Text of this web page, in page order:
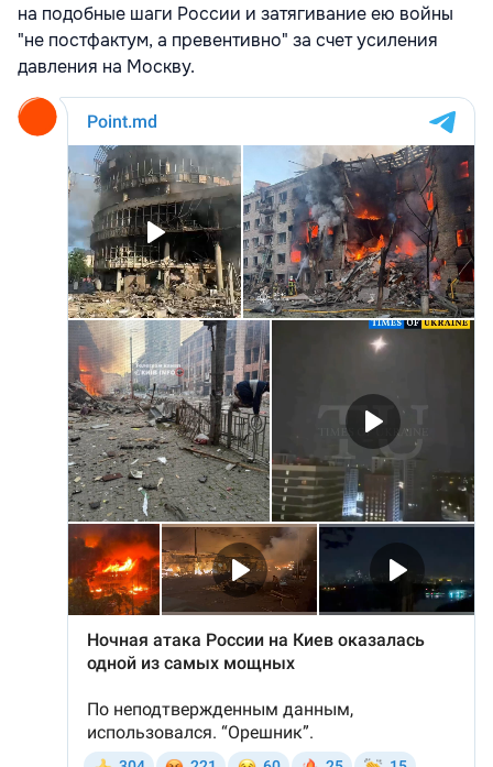
на подобные шаги России и затягивание ею войны
"не постфактум, а превентивно" за счет усиления
давления на Москву.